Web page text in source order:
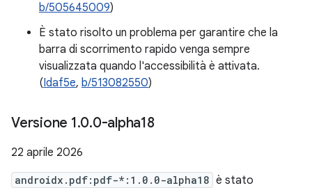
b/505645009)
È stato risolto un problema per garantire che la
barra di scorrimento rapido venga sempre
visualizzata quando l'accessibilità è attivata.
(Idaf5e, b/513082550)
Versione 1.0.0-alpha18
22 aprile 2026
androidx.pdf:pdf-*:1.0.0-alpha18 è stato